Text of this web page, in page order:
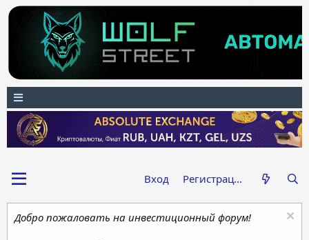
Вход Регистрация
Добро пожаловать на инвестиционный форум!